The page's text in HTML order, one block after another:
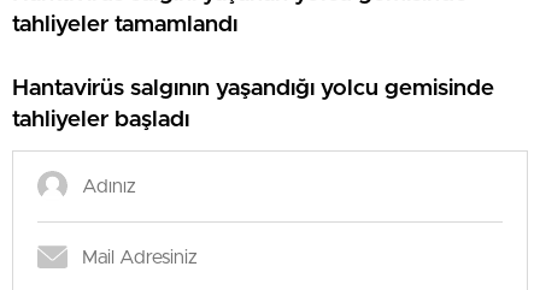
tahliyeler tamamlandı
Hantavirüs salgının yaşandığı yolcu gemisinde
tahliyeler başladı